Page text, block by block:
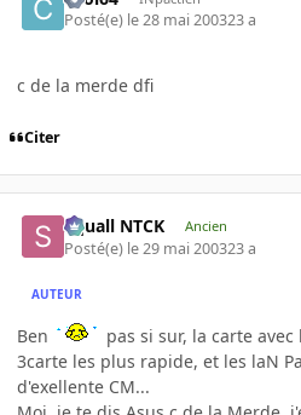
Posté(e) le 28 mai 200323 a
c de la merde dfi
Citer
Squall NTCK Ancien
Posté(e) le 29 mai 200323 a
AUTEUR
Ben
pas si sur, la carte
3carte les plus rapide, et les laN
d'exellente CM...